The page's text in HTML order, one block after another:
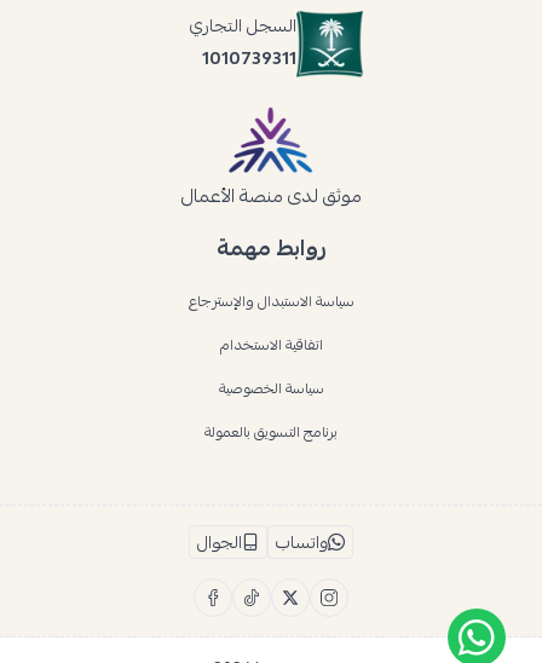
روابط مهمة
سياسة الاستبدال والإسترجاع
اتفاقية الاستخدام
سياسة الخصوصية
برنامج التسويق بالعمولة
السجل التجاري
1010739311
موثق لدى منصة الأعمال
واتساب الجوال